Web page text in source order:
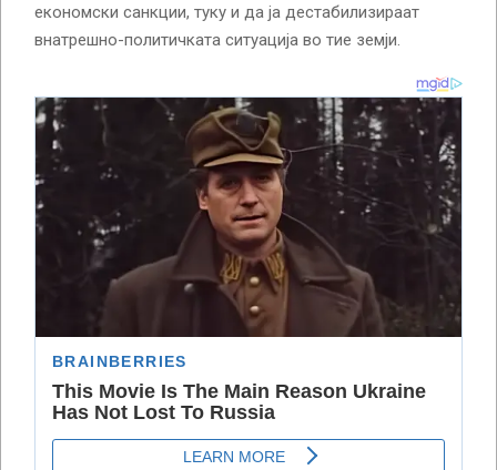
економски санкции, туку и да ја дестабилизираат
внатрешно-политичката ситуација во тие земји.